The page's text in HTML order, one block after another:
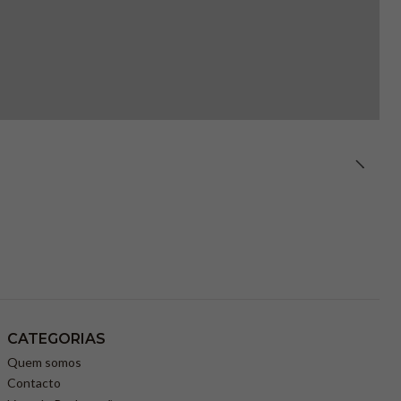
CATEGORIAS
Quem somos
Contacto